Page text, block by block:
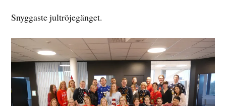
Snyggaste jultröjegänget.